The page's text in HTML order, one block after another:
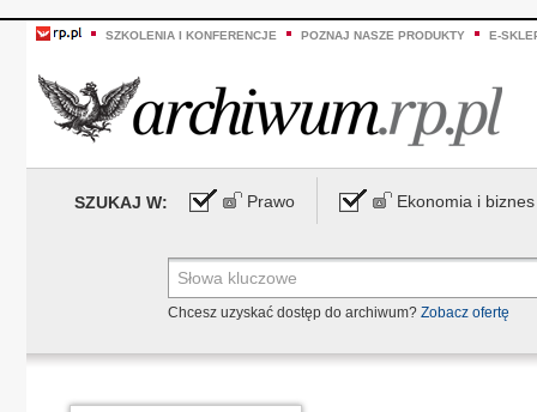
SZKOLENIA I KONFERENCJE POZNAJ NASZE PRODUKTY E-
SZUKAJ W: Prawo Ekonomia i biznes
Chcesz uzyskać dostęp do archiwum? Zobacz ofertę